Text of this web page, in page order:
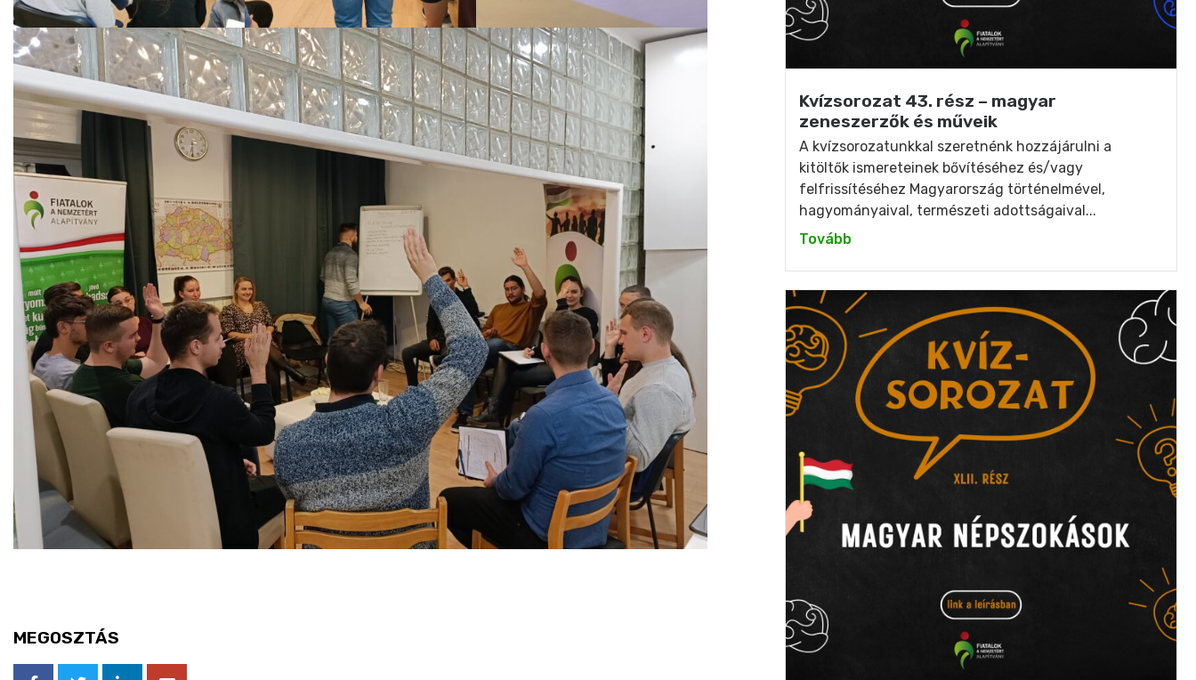
MEGOSZTÁS
Kvízsorozat 43. rész – magyar
zeneszerzők és műveik
A kvízsorozatunkkal szeretnénk hozzájárulni a
kitöltők ismereteinek bővítéséhez és/vagy
felfrissítéséhez Magyarország történelmével,
hagyományaival, természeti adottságaival...
Tovább